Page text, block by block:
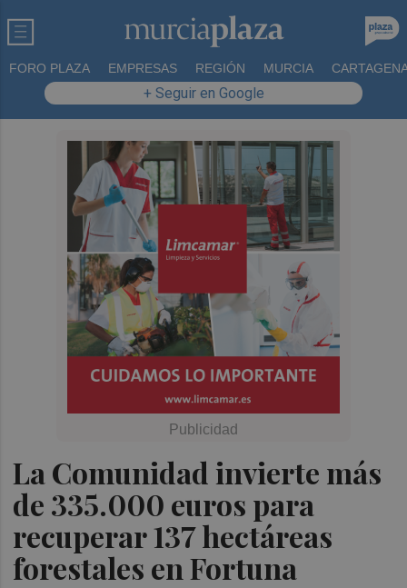
FORO PLAZA EMPRESAS REGIÓN MURCIA
+ Seguir en Google
La Comunidad invierte más
de 335.000 euros para
recuperar 137 hectáreas
forestales en Fortuna